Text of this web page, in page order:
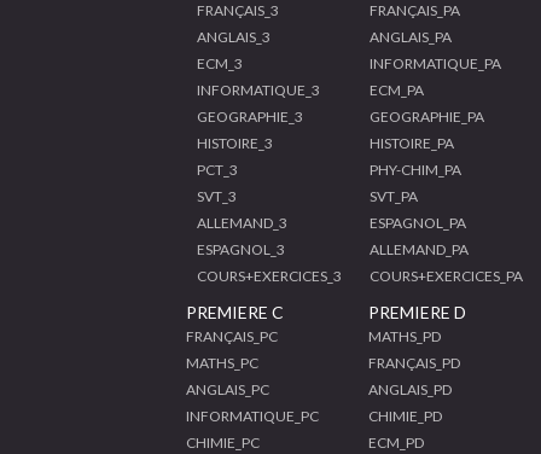
FRANÇAIS_3
ANGLAIS_3
ECM_3
INFORMATIQUE_3
GEOGRAPHIE_3
HISTOIRE_3
PCT_3
SVT_3
ALLEMAND_3
ESPAGNOL_3
COURS+EXERCICES_3
FRANÇAIS_PA
ANGLAIS_PA
INFORMATIQUE_PA
ECM_PA
GEOGRAPHIE_PA
HISTOIRE_PA
PHY-CHIM_PA
SVT_PA
ESPAGNOL_PA
ALLEMAND_PA
COURS+EXERCICES_PA
PREMIERE C
FRANÇAIS_PC
MATHS_PC
ANGLAIS_PC
INFORMATIQUE_PC
CHIMIE_PC
PREMIERE D
MATHS_PD
FRANÇAIS_PD
ANGLAIS_PD
CHIMIE_PD
ECM_PD